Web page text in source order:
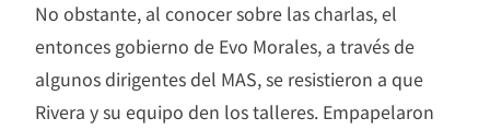
No obstante, al conocer sobre las charlas, el
entonces gobierno de Evo Morales, a través de
algunos dirigentes del MAS, se resistieron a que
Rivera y su equipo den los talleres. Empapelaron